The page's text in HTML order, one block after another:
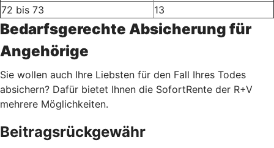
72 bis 73
13
Bedarfsgerechte Absicherung für
Angehörige
Sie wollen auch Ihre Liebsten für den Fall Ihres Todes
absichern? Dafür bietet Ihnen die SofortRente der R+V
mehrere Möglichkeiten.
Beitragsrückgewähr